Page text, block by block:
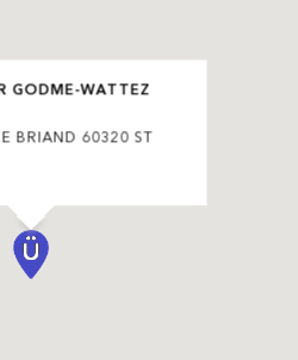
GODME-WATTEZ
BRIAND 60320 ST